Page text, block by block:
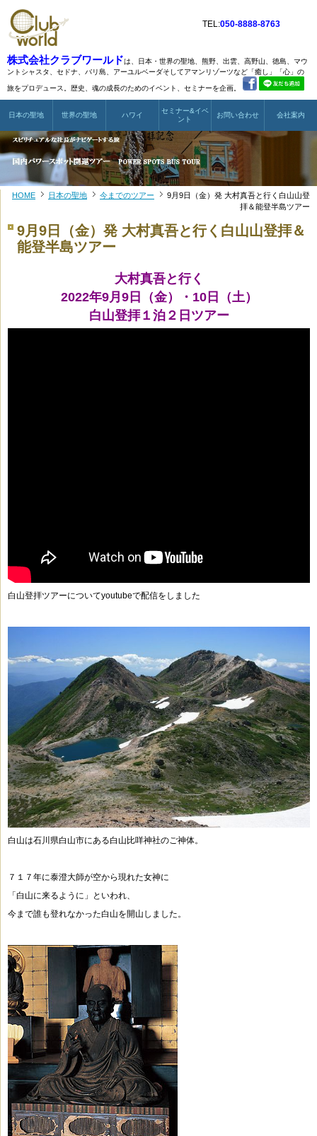
株式会社クラブワールドは、日本・世界の聖地、熊野、出雲、高野山、徳島、マウ
ントシャスタ、 セドナ、バリ島、アーユルベーダそしてアマンリゾーツなど 「癒し」「心」の
旅をプロデュース。歴史、魂の成長のためのイベント、セミナーを企画。
TEL:050-8888-8763
日本の聖地 世界の聖地 ハワイ
セミナー&イベ
ント
お問い合わせ 会社案内
HOME 日本の聖地 今までのツアー
9月9日（金）発 大村真吾と行く白山山登
拝＆能登半島ツアー
9月9日（金）発 大村真吾と行く白山山登拝＆
能登半島ツアー
大村真吾と行く
2022年9月9日（金）・10日（土）
白山登拝１泊２日ツアー
白山登拝ツアーについてyoutubeで配信をしました
白山は石川県白山市にある白山比咩神社のご神体。
７１７年に泰澄大師が空から現れた女神に
「白山に来るように」といわれ、
今まで誰も登れなかった白山を開山しました。